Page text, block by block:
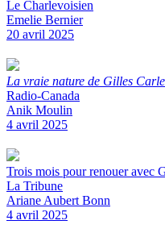
Le Charlevoisien
Emelie Bernier
20 avril 2025
La vraie nature de Gilles Carle
Radio-Canada
Anik Moulin
4 avril 2025
Trois mois pour renouer avec
La Tribune
Ariane Aubert Bonn
4 avril 2025